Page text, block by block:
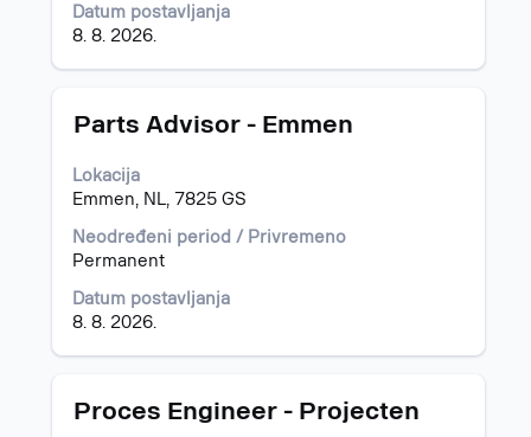
Datum postavljanja
8. 8. 2026.
o
poslu.
Naslov
Parts Advisor - Emmen
Lokacija
Emmen, NL, 7825 GS
Neodređeni period / Privremeno
Permanent
Datum postavljanja
8. 8. 2026.
Izaberite
razmaknicom
da
prikazali
celokupan
informacija
o
poslu.
Naslov
Proces Engineer - Projecten
Izaberite